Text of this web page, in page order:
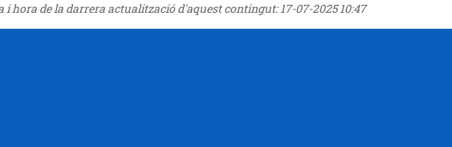
i hora de la darrera actualització d'aquest contingut:17-07-2025 10:47